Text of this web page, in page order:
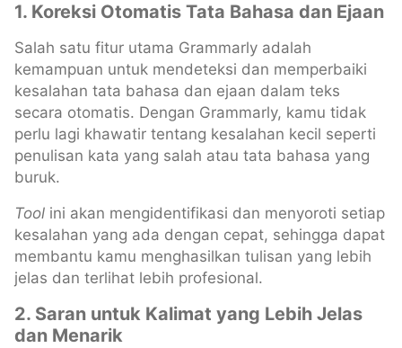
1. Koreksi Otomatis Tata Bahasa dan Ejaan
Salah satu fitur utama Grammarly adalah
kemampuan untuk mendeteksi dan memperbaiki
kesalahan tata bahasa dan ejaan dalam teks
secara otomatis. Dengan Grammarly, kamu tidak
perlu lagi khawatir tentang kesalahan kecil seperti
penulisan kata yang salah atau tata bahasa yang
buruk.
Tool ini akan mengidentifikasi dan menyoroti setiap
kesalahan yang ada dengan cepat, sehingga dapat
membantu kamu menghasilkan tulisan yang lebih
jelas dan terlihat lebih profesional.
2. Saran untuk Kalimat yang Lebih Jelas
dan Menarik